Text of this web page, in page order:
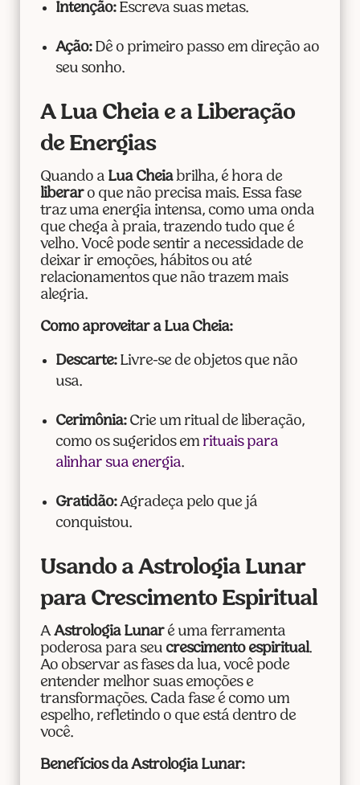
Intenção:Escreva suas metas.
Ação:Dê o primeiro passo em direção ao
seu sonho.
A Lua Cheia e a Liberação
de Energias
Quando a Lua Cheiabrilha, é hora de
liberaro que não precisa mais. Essa fase
traz uma energia intensa, como uma onda
que chega à praia, trazendo tudo que é
velho. Você pode sentir a necessidade de
deixar ir emoções, hábitos ou até
relacionamentos que não trazem mais
alegria.
Como aproveitar a Lua Cheia:
Descarte:Livre-se de objetos que não
usa.
Cerimônia:Crie um ritual de liberação,
como os sugeridos em rituais para
alinhar sua energia.
Gratidão:Agradeça pelo que já
conquistou.
Usando a Astrologia Lunar
para Crescimento Espiritual
AAstrologia Lunaré uma ferramenta
poderosa para seu crescimento espiritual.
Ao observar as fases da lua, você pode
entender melhor suas emoções e
transformações. Cada fase é como um
espelho, refletindo o que está dentro de
você.
Benefícios da Astrologia Lunar: